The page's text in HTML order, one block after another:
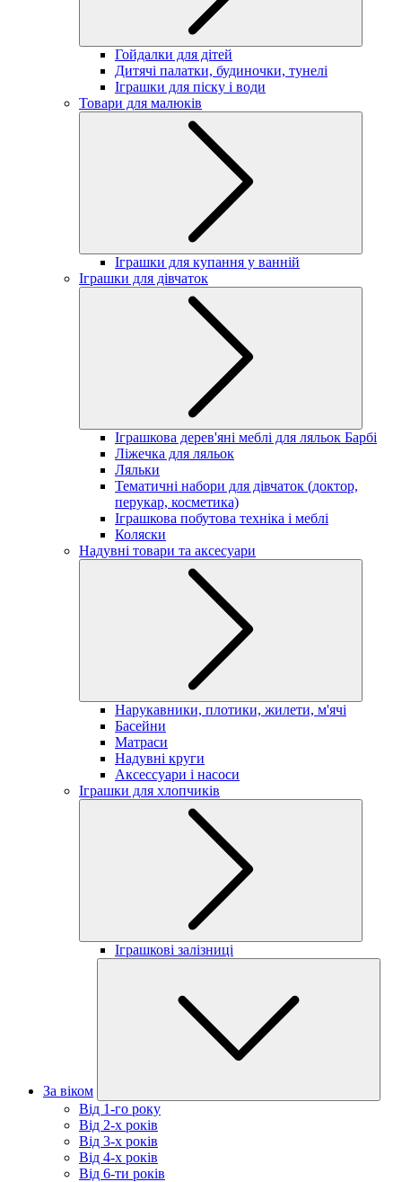
Гойдалки для дітей
Дитячі палатки, будиночки, тунелі
Іграшки для піску і води
Товари для малюків
Іграшки для купання у ванній
Іграшки для дівчаток
Іграшкова дерев'яні меблі для ляльок Барбі
Ліжечка для ляльок
Ляльки
Тематичні набори для дівчаток (доктор,
перукар, косметика)
Іграшкова побутова техніка і меблі
Коляски
Надувні товари та аксесуари
Нарукавники, плотики, жилети, м'ячі
Басейни
Матраси
Надувні круги
Аксессуари і насоси
Іграшки для хлопчиків
Іграшкові залізниці
За віком
Від 1-го року
Від 2-х років
Від 3-х років
Від 4-х років
Від 6-ти років